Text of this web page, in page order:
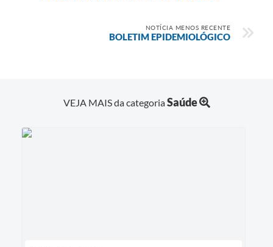
NOTÍCIA MENOS RECENTE
BOLETIM EPIDEMIOLÓGICO
VEJA MAIS da categoriaSaúde